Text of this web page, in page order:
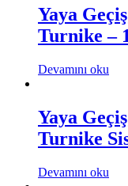
Yaya
Turnike –
Devamını oku
Yaya
Turnike
Devamını oku